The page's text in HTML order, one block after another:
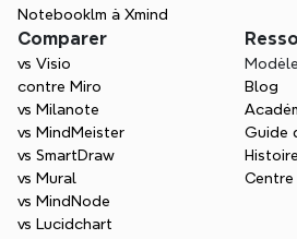
Notebooklm à Xmind
Comparer
vs Visio
contre Miro
vs Milanote
vs MindMeister
vs SmartDraw
vs Mural
vs MindNode
vs Lucidchart
Blog
Guide
Centre